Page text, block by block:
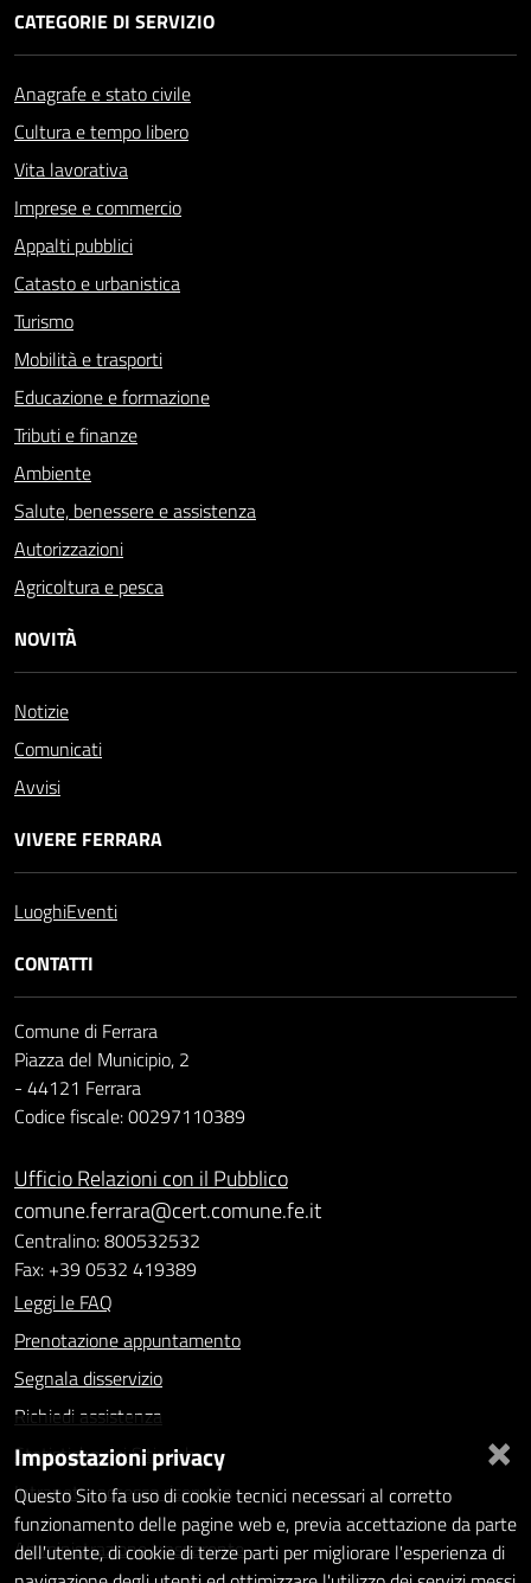
CATEGORIE DI SERVIZIO
Anagrafe e stato civile
Cultura e tempo libero
Vita lavorativa
Imprese e commercio
Appalti pubblici
Catasto e urbanistica
Turismo
Mobilità e trasporti
Educazione e formazione
Tributi e finanze
Ambiente
Salute, benessere e assistenza
Autorizzazioni
Agricoltura e pesca
NOVITÀ
Notizie
Comunicati
Avvisi
VIVERE FERRARA
LuoghiEventi
CONTATTI
Comune di Ferrara
Piazza del Municipio, 2
- 44121 Ferrara
Codice fiscale: 00297110389
Ufficio Relazioni con il Pubblico
comune.ferrara@cert.comune.fe.it
Centralino: 800532532
Fax: +39 0532 419389
Leggi le FAQ
Prenotazione appuntamento
Segnala disservizio
Richiedi assistenza
Statistiche dei Siti web
Intranet - accesso riservato
Amministrazione trasparente
×
Impostazioni privacy
Questo Sito fa uso di cookie tecnici necessari al corretto
funzionamento delle pagine web e, previa accettazione da parte
dell'utente, di cookie di terze parti per migliorare l'esperienza di